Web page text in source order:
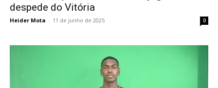
despede do Vitória
Heider Mota - 11 de junho de 2025 0